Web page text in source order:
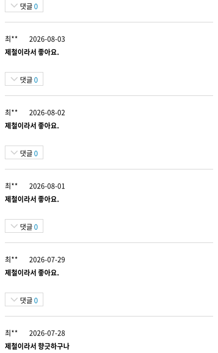
댓글 0
최**
2026-08-03
제철이라서 좋아요.
댓글 0
최**
2026-08-02
제철이라서 좋아요.
댓글 0
최**
2026-08-01
제철이라서 좋아요.
댓글 0
최**
2026-07-29
제철이라서 좋아요.
댓글 0
최**
2026-07-28
제철이라서 향긋하구나